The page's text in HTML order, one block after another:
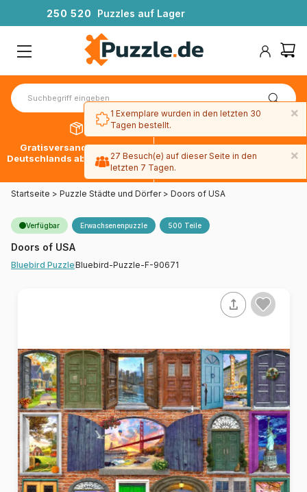
250 520 Puzzles auf Lager
Gratisversand innerhalb
Deutschlands ab 49 € mit DPD
30 Tage später bezahlen
mit Paypal
Startseite > Puzzle Städte und Dörfer > Doors of USA
Verfügbar Erwachsenenpuzzle 500 Teile
Doors of USA
Bluebird PuzzleBluebird-Puzzle-F-90671
×
1 Exemplare wurden in den letzten 30
Tagen bestellt.
×
27 Besuch(e) auf dieser Seite in den
letzten 7 Tagen.